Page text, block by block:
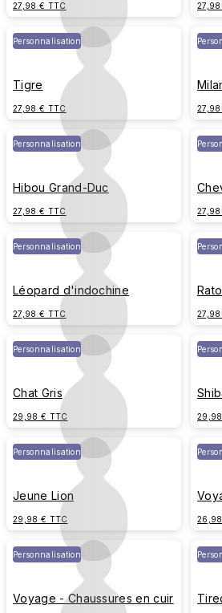
27,98 € TTC
Personnalisation
Tigre
27,98 € TTC
Personnalisation
Hibou Grand-Duc
27,98 € TTC
Personnalisation
Léopard d'indochine
27,98 € TTC
Personnalisation
Chat Gris
29,98 € TTC
Personnalisation
Jeune Lion
29,98 € TTC
Personnalisation
Voyage - Chaussures en cuir